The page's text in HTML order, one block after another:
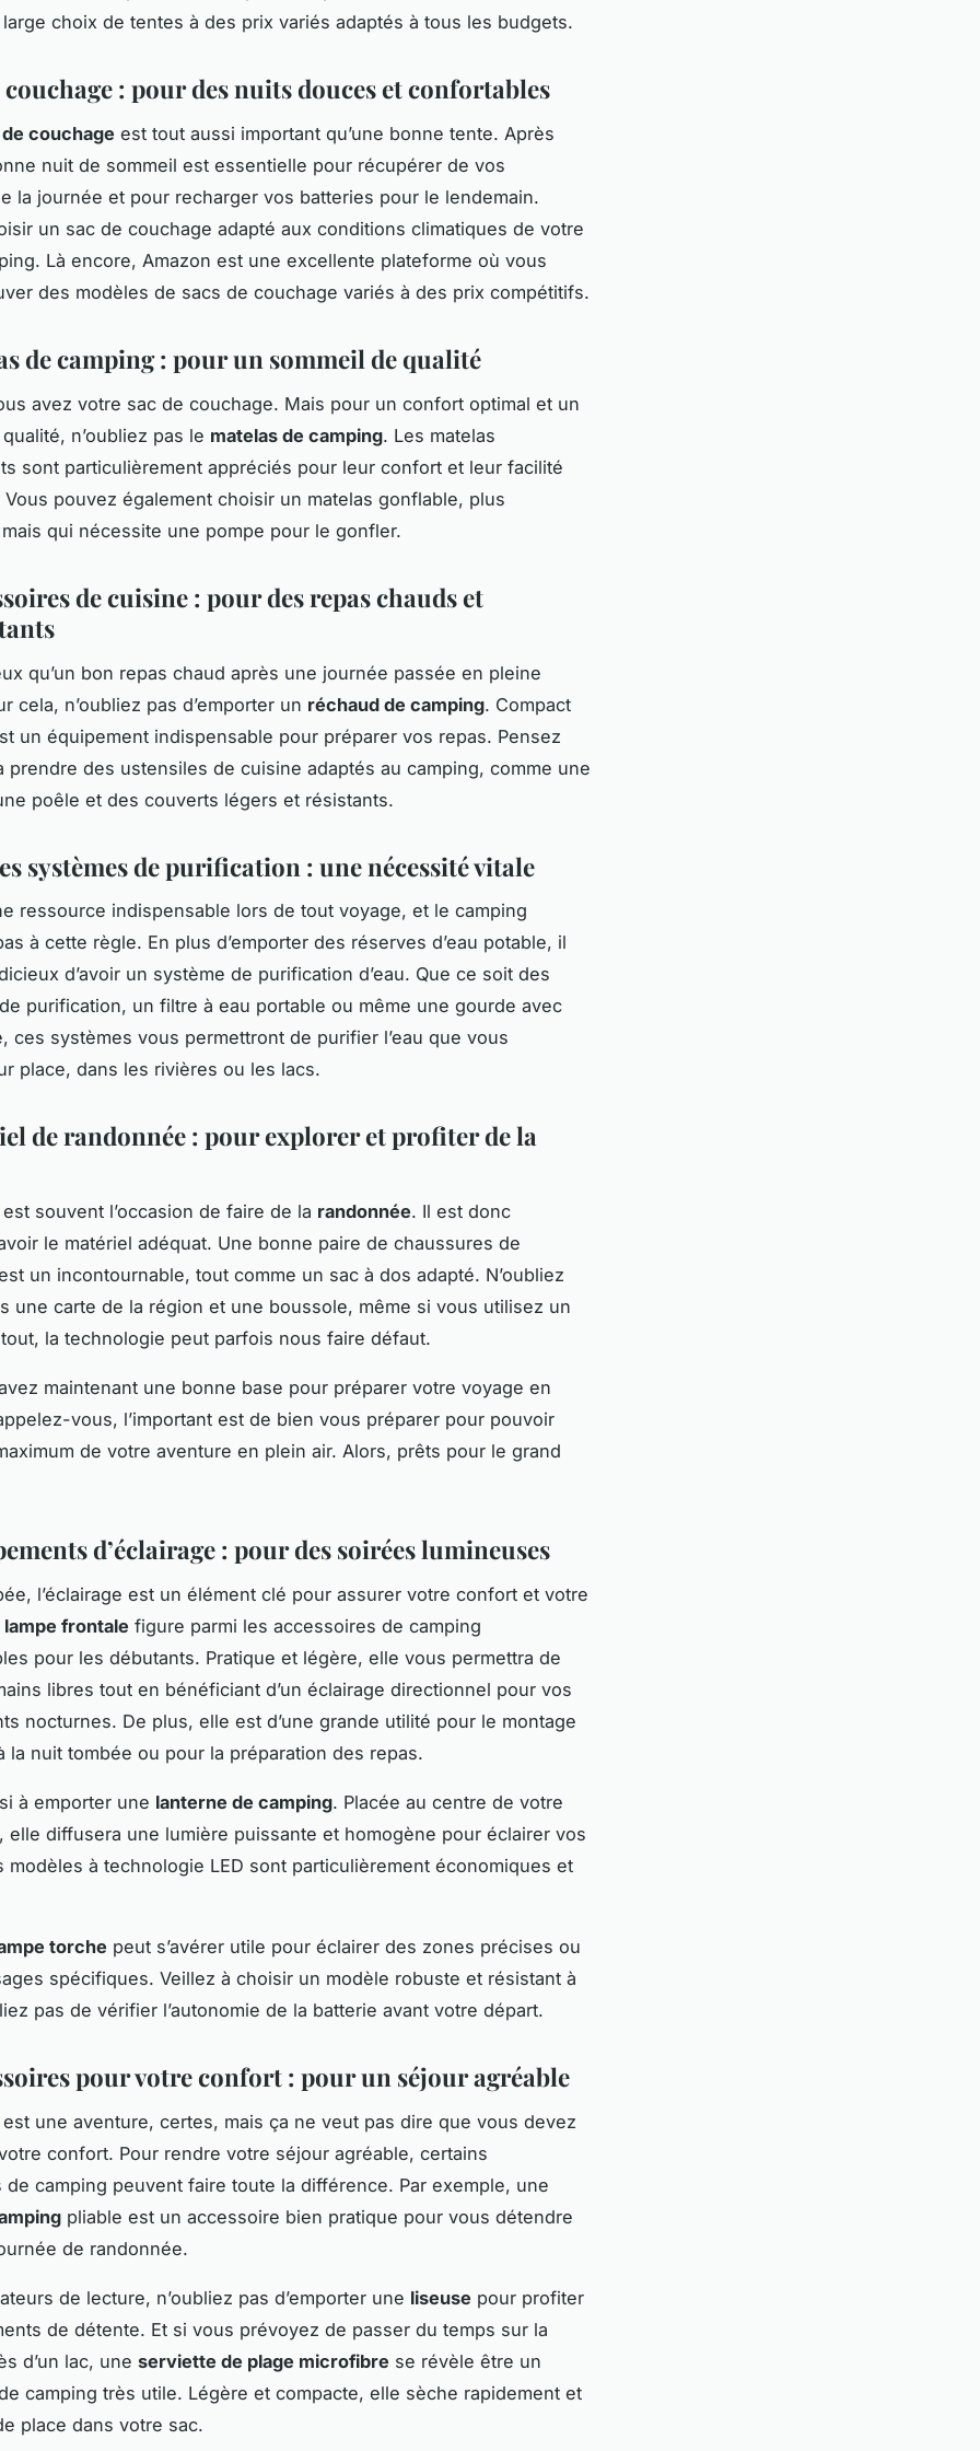
choix de tentes à des prix variés adaptés à tous les budgets.
couchage : pour des nuits douces et confortables
couchage est tout aussi important qu’une bonne tente. Après
nuit de sommeil est essentielle pour récupérer de vos
la journée et pour recharger vos batteries pour le lendemain.
un sac de couchage adapté aux conditions climatiques de votre
Là encore, Amazon est une excellente plateforme où vous
des modèles de sacs de couchage variés à des prix compétitifs.
de camping : pour un sommeil de qualité
avez votre sac de couchage. Mais pour un confort optimal et un
n’oubliez pas le matelas de camping. Les matelas
sont particulièrement appréciés pour leur confort et leur facilité
Vous pouvez également choisir un matelas gonflable, plus
qui nécessite une pompe pour le gonfler.
de cuisine : pour des repas chauds et
qu’un bon repas chaud après une journée passée en pleine
cela, n’oubliez pas d’emporter un réchaud de camping. Compact
un équipement indispensable pour préparer vos repas. Pensez
prendre des ustensiles de cuisine adaptés au camping, comme une
poêle et des couverts légers et résistants.
systèmes de purification : une nécessité vitale
ressource indispensable lors de tout voyage, et le camping
à cette règle. En plus d’emporter des réserves d’eau potable, il
d’avoir un système de purification d’eau. Que ce soit des
purification, un filtre à eau portable ou même une gourde avec
ces systèmes vous permettront de purifier l’eau que vous
place, dans les rivières ou les lacs.
de randonnée : pour explorer et profiter de la
souvent l’occasion de faire de la randonnée. Il est donc
le matériel adéquat. Une bonne paire de chaussures de
un incontournable, tout comme un sac à dos adapté. N’oubliez
une carte de la région et une boussole, même si vous utilisez un
tout, la technologie peut parfois nous faire défaut.
maintenant une bonne base pour préparer votre voyage en
vous, l’important est de bien vous préparer pour pouvoir
de votre aventure en plein air. Alors, prêts pour le grand
d’éclairage : pour des soirées lumineuses
l’éclairage est un élément clé pour assurer votre confort et votre
lampe frontale figure parmi les accessoires de camping
pour les débutants. Pratique et légère, elle vous permettra de
libres tout en bénéficiant d’un éclairage directionnel pour vos
nocturnes. De plus, elle est d’une grande utilité pour le montage
la nuit tombée ou pour la préparation des repas.
à emporter une lanterne de camping. Placée au centre de votre
elle diffusera une lumière puissante et homogène pour éclairer vos
modèles à technologie LED sont particulièrement économiques et
torche peut s’avérer utile pour éclairer des zones précises ou
spécifiques. Veillez à choisir un modèle robuste et résistant à
pas de vérifier l’autonomie de la batterie avant votre départ.
pour votre confort : pour un séjour agréable
une aventure, certes, mais ça ne veut pas dire que vous devez
confort. Pour rendre votre séjour agréable, certains
de camping peuvent faire toute la différence. Par exemple, une
pliable est un accessoire bien pratique pour vous détendre
de randonnée.
de lecture, n’oubliez pas d’emporter une liseuse pour profiter
de détente. Et si vous prévoyez de passer du temps sur la
d’un lac, une serviette de plage microfibre se révèle être un
camping très utile. Légère et compacte, elle sèche rapidement et
place dans votre sac.